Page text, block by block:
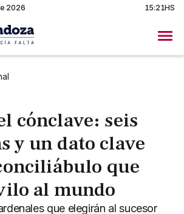
2026 15:21HS
cónclave: seis
y un dato clave
que
al mundo
que elegirán al sucesor